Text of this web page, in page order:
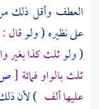
العطف وأقل ذلك
على نظيره ( ولوقال
( ولوثلث كذا بغير
ثلث بالواو فمائة [
عليها ألف ) لأن